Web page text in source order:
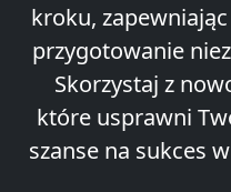
kroku,
przygotowanie
Skorzystaj z
które usprawni
szanse na sukces